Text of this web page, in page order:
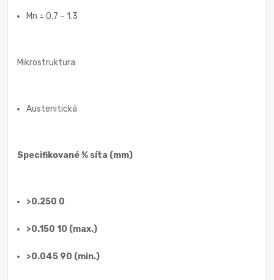
Mn = 0.7 – 1.3
Mikrostruktura:
Austenitická
Specifikované % síta (mm)
>0.250 0
>0.150 10 (max.)
>0.045 90 (min.)